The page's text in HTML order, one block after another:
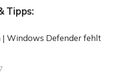
Tipps:
| Windows Defender fehlt